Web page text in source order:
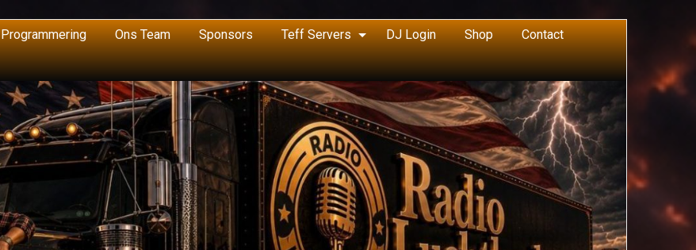
Programmering Ons Team Sponsors Teff Servers DJ Login Shop Contact